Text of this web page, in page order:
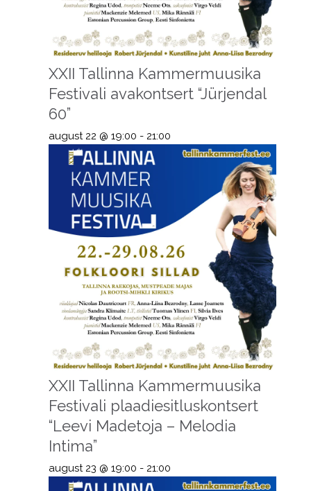
XXII Tallinna Kammermuusika
Festivali avakontsert “Jürjendal
60”
august 22 @ 19:00 - 21:00
XXII Tallinna Kammermuusika
Festivali plaadiesitluskontsert
“Leevi Madetoja – Melodia
Intima”
august 23 @ 19:00 - 21:00